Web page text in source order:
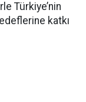
Türkiye’nin
katkı